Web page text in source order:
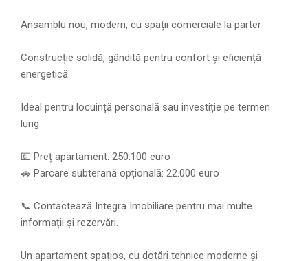
Ansamblu nou, modern, cu spații comerciale la parter
Construcție solidă, gândită pentru confort și eficiență
energetică
Ideal pentru locuință personală sau investiție pe termen
lung
💶 Preț apartament: 250.100 euro
🚗 Parcare subterană opțională: 22.000 euro
📞 Contactează Integra Imobiliare pentru mai multe
informații și rezervări.
Un apartament spațios, cu dotări tehnice moderne și